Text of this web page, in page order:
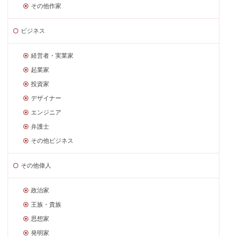
その他作家
ビジネス
経営者・実業家
起業家
投資家
デザイナー
エンジニア
弁護士
その他ビジネス
その他偉人
政治家
王族・貴族
思想家
発明家